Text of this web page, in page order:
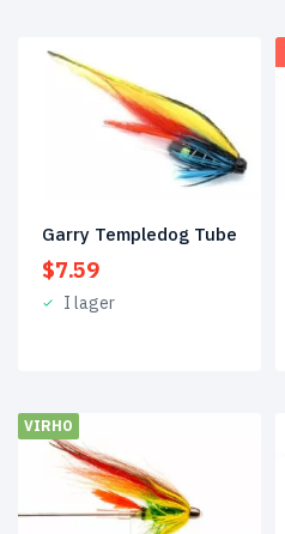
Garry Templedog Tube
$7.59
I lager
VIRHO